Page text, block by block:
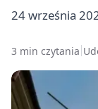
24 września
3 min czytania